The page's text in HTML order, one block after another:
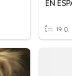
19 Q